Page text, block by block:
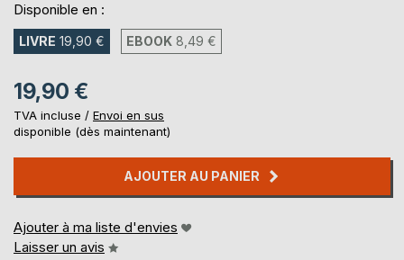
Disponible en :
LIVRE 19,90 € EBOOK 8,49 €
19,90 €
TVA incluse / Envoi en sus
disponible (dès maintenant)
AJOUTER AU PANIER
Ajouter à ma liste d'envies
Laisser un avis